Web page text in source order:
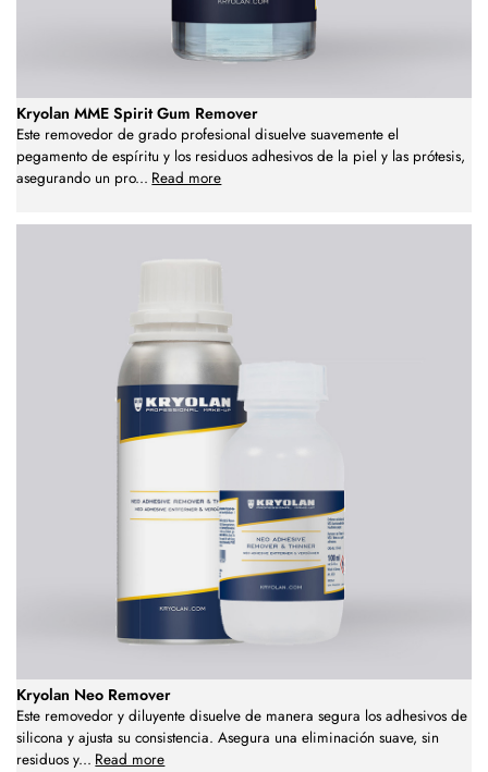
Kryolan MME Spirit Gum Remover
Este removedor de grado profesional disuelve suavemente el
pegamento de espíritu y los residuos adhesivos de la piel y las prótesis,
asegurando un pro... Read more
Kryolan Neo Remover
Este removedor y diluyente disuelve de manera segura los adhesivos de
silicona y ajusta su consistencia. Asegura una eliminación suave, sin
residuos y... Read more